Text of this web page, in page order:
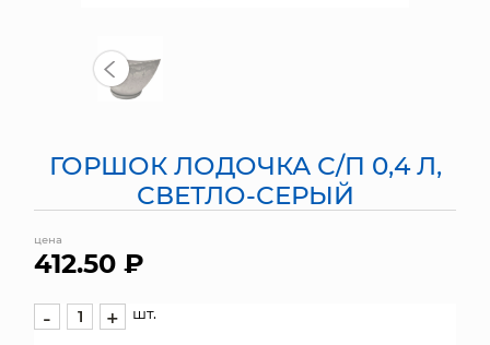
ЯЩИКИ
СУНДУКИ
ГОРШОК ЛОДОЧКА С/П 0,4 Л,
СВЕТЛО-СЕРЫЙ
цена
412.50 ₽
- + шт.